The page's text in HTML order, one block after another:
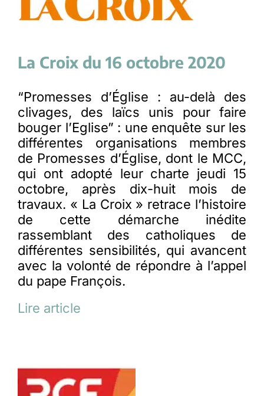
La Croix du 16 octobre 2020
“Promesses d’Église : au-delà des
clivages, des laïcs unis pour faire
bouger l’Eglise” : une enquête sur les
différentes organisations membres
de Promesses d’Église, dont le MCC,
qui ont adopté leur charte jeudi 15
octobre, après dix-huit mois de
travaux. « La Croix » retrace l’histoire
de cette démarche inédite
rassemblant des catholiques de
différentes sensibilités, qui avancent
avec la volonté de répondre à l’appel
du pape François.
Lire article